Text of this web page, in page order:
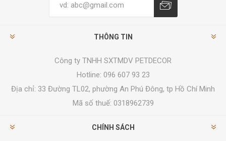
THÔNG TIN
Công ty TNHH SXTMDV PETDECOR
Hotline: 096 607 93 23
Địa chỉ: 33 Đường TL02, phường An Phú Đông, tp Hồ Chí Minh
Mã số thuế: 0318962739
CHÍNH SÁCH